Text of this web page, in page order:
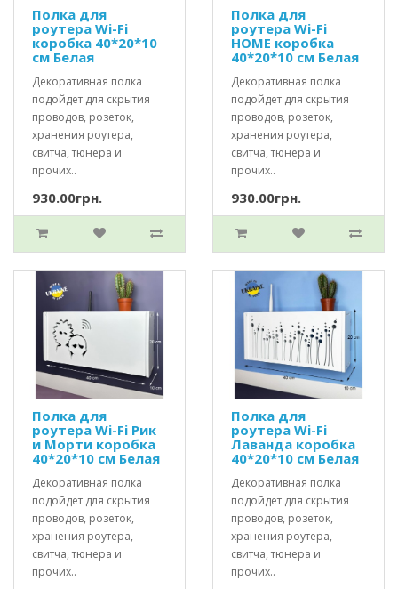
Полка для
роутера Wi-Fi
коробка 40*20*10
см Белая
Декоративная полка
подойдет для скрытия
проводов, розеток,
хранения роутера,
свитча, тюнера и
прочих..
930.00грн.
Полка для
роутера Wi-Fi
HOME коробка
40*20*10 см Белая
Декоративная полка
подойдет для скрытия
проводов, розеток,
хранения роутера,
свитча, тюнера и
прочих..
930.00грн.
Полка для
роутера Wi-Fi Рик
и Морти коробка
40*20*10 см Белая
Декоративная полка
подойдет для скрытия
проводов, розеток,
хранения роутера,
свитча, тюнера и
прочих..
Полка для
роутера Wi-Fi
Лаванда коробка
40*20*10 см Белая
Декоративная полка
подойдет для скрытия
проводов, розеток,
хранения роутера,
свитча, тюнера и
прочих..